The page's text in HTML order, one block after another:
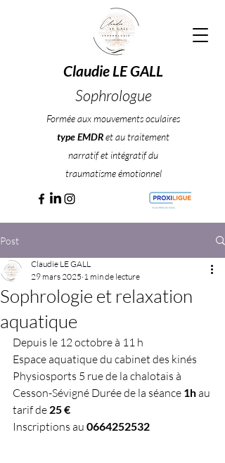
Claudie LE GALL
Sophrologue
Formée aux mouvements oculaires
type EMDRet au traitement
narratif et intégratif du
traumatisme émotionnel
Post
Sophrologie et relaxation
aquatique
Claudie LE GALL
29 mars 2025 1 min de lecture
Depuis le 12 octobre à 11 h
Espace aquatique du cabinet des kinés
Physiosports 5 rue de la chalotais à
Cesson-Sévigné Durée de la séance 1h au
tarif de 25 €
Inscriptions au 0664252532